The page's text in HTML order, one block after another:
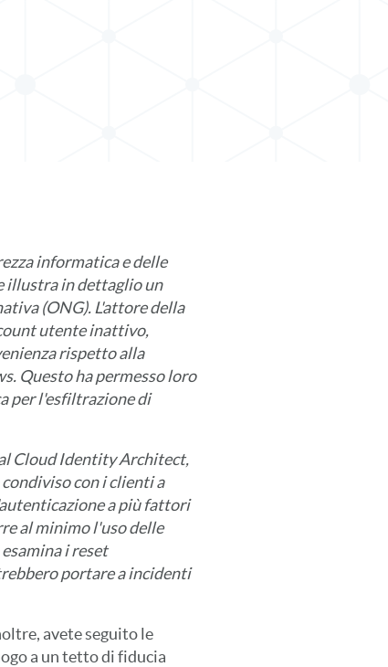
informatica e delle
illustra in dettaglio un
(ONG). L'attore della
utente inattivo,
rispetto alla
Questo ha permesso loro
per l'esfiltrazione di
Cloud Identity Architect,
con i clienti a
a più fattori
al minimo l'uso delle
i reset
portare a incidenti
avete seguito le
a un tetto di fiducia